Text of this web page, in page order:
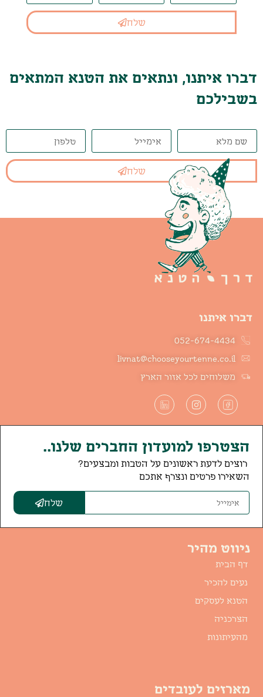
שלח
דברו איתנו, ונתאים את הטנא המתאים
בשבילכם
שלח
דברו איתנו
052-674-4434
livnat@chooseyourtenne.co.il
משלוחים לכל אזור הארץ
הצטרפו למועדון החברים שלנו..
רוצים לדעת ראשונים על הטבות ומבצעים?
השאירו פרטים ונצרף אתכם
שלח
ניווט מהיר
דף הבית
נעים להכיר
הטנא לעסקים
הצרכניה
מהעיתונות
מארזים לעובדים